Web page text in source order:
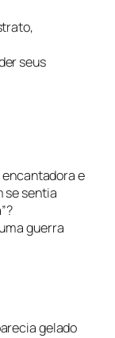
seus
encantadora e
se sentia
guerra
gelado